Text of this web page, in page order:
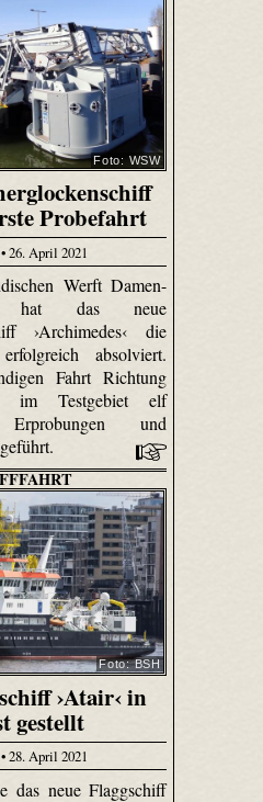
Foto: WSW
Probefahrt
26. April 2021
Werft Damen-
hat das neue
›Archimedes‹ die
absolviert.
Fahrt Richtung
im Testgebiet elf
Erprobungen und
Foto: BSH
›Atair‹ in
gestellt
28. April 2021
das neue Flaggschiff